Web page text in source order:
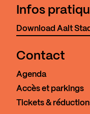
Infos
Download Aalt
Contact
Agenda
Accès et parkings
Tickets &